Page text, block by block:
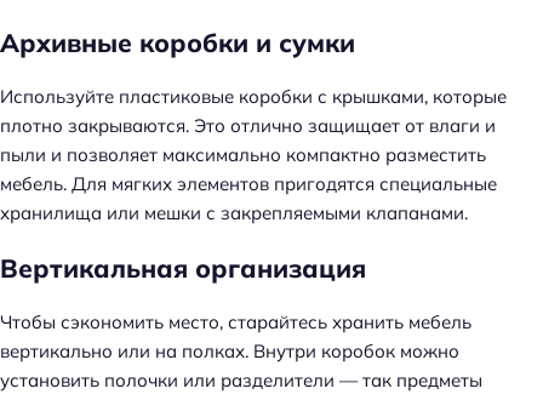
Архивные коробки и сумки
Используйте пластиковые коробки с крышками, которые
плотно закрываются. Это отлично защищает от влаги и
пыли и позволяет максимально компактно разместить
мебель. Для мягких элементов пригодятся специальные
хранилища или мешки с закрепляемыми клапанами.
Вертикальная организация
Чтобы сэкономить место, старайтесь хранить мебель
вертикально или на полках. Внутри коробок можно
установить полочки или разделители — так предметы